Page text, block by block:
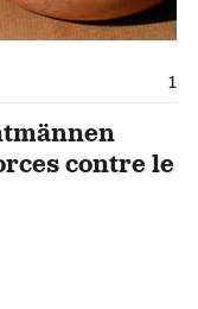
1
contre le